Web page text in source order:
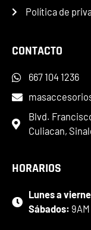
Política de
CONTACTO
667 104 1236
Blvd.
Culiacan,
HORARIOS
Lunes a
Sábados: 9AM